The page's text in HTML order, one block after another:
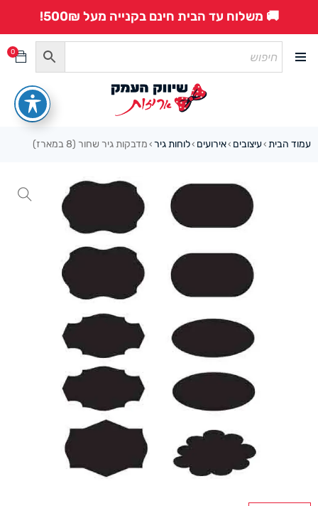
🚚 משלוח עד הבית חינם בקנייה מעל 500₪!
0
עמוד הבית ›עיצובים ›אירועים ›לוחות גיר › מדבקות גיר שחור (8 במארז)